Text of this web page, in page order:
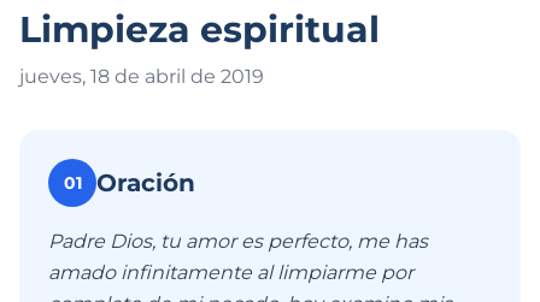
Limpieza espiritual
jueves, 18 de abril de 2019
01 Oración
Padre Dios, tu amor es perfecto, me has
amado infinitamente al limpiarme por